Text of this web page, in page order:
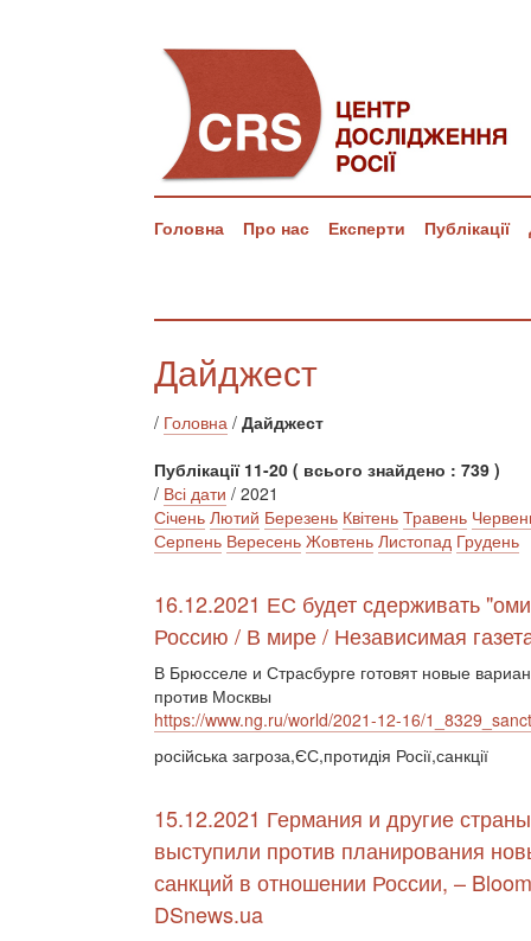
Головна Про нас Експерти Публікації
Дайджест
/ Головна / Дайджест
Публікації 11-20 ( всього знайдено : 739 )
/ Всі дати / 2021
Січень Лютий Березень Квітень Травень
Серпень Вересень Жовтень Листопад Грудень
16.12.2021 ЕС будет сдерживать
Россию / В мире / Независимая
В Брюсселе и Страсбурге готовят новые
против Москвы
https://www.ng.ru/world/2021-12-16/
російська загроза,ЄС,протидія Росії,санкції
15.12.2021 Германия и другие
выступили против планирования
санкций в отношении России, –
DSnews.ua